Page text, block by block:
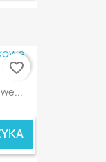
favorite_border